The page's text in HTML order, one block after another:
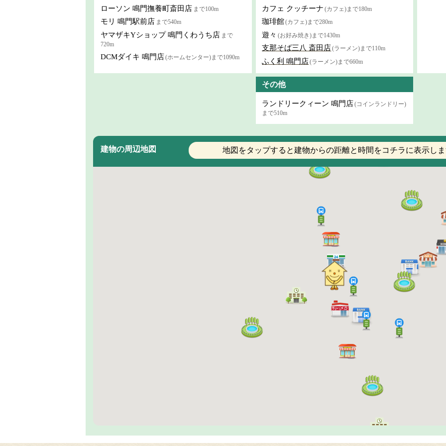
ローソン 鳴門撫養町斎田店 まで100m
モリ 鳴門駅前店 まで540m
ヤマザキYショップ 鳴門くわうち店 まで
720m
DCMダイキ 鳴門店(ホームセンター)まで1090m
カフェ クッチーナ (カフェ)まで180m
珈琲館(カフェ)まで280m
遊々 (お好み焼き)まで1430m
支那そば三八 斎田店(ラーメン)まで110m
ふく利 鳴門店(ラーメン)まで660m
その他
ランドリークィーン 鳴門店(コインランドリー)
まで510m
建物の周辺地図 地図をタップすると建物からの距離と時間をコチラに表示し